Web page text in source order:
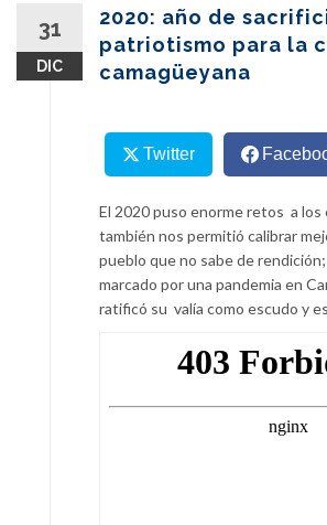
31
DIC
2020: año de
patriotismo para la
camagüeyana
Twitter
El 2020 puso enorme retos a los
también nos permitió calibrar
pueblo que no sabe de
marcado por una pandemia en
ratificó su valía como escudo y